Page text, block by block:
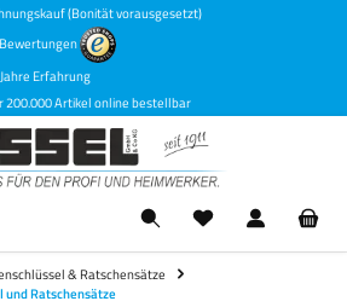
(Bonität vorausgesetzt)
Erfahrung
200.000 Artikel online bestellbar
& Ratschensätze
und Ratschensätze